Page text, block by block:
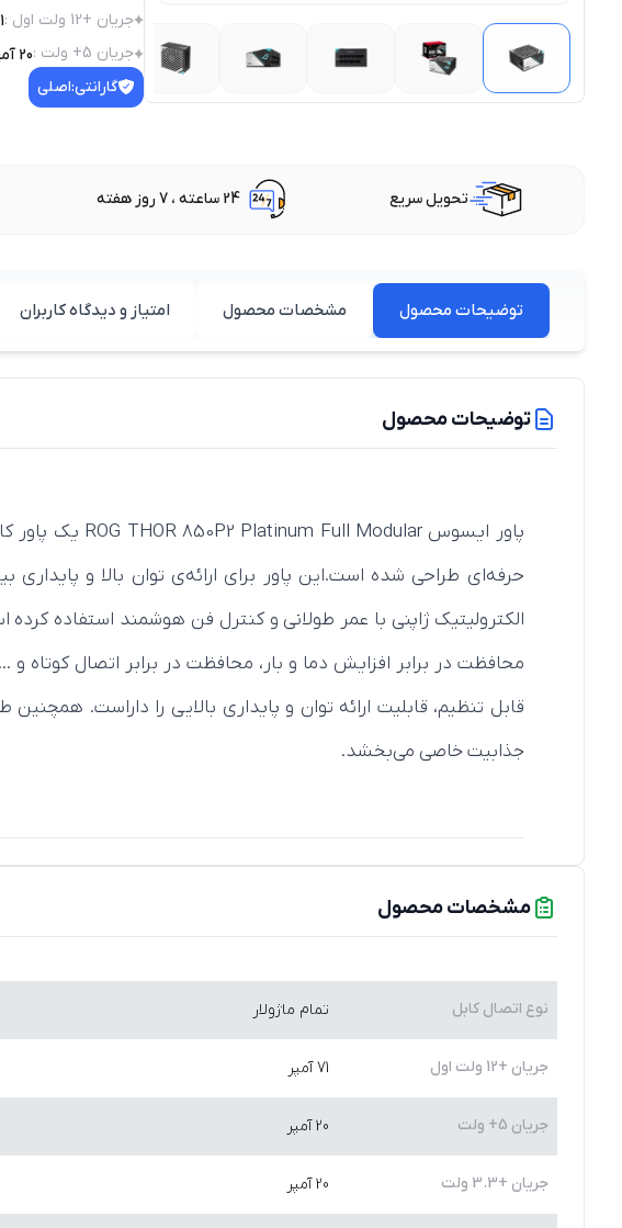
جریان +12 ولت اول
:
جریان 5+ ولت
:20 آمپر
گارانتی:اصلی
تحویل سریع 24 ساعته ، 7 روز هفته
توضیحات محصول مشخصات محصول امتیاز و دیدگاه کاربران
توضیحات محصول
الکترولیتیک ژاپنی با عمر طولانی و کنترل فن هوشمند استفاده
جذابیت خاصی می‌بخشد.
مشخصات محصول
نوع اتصال کابل تمام ماژولار
جریان +12 ولت اول 71 آمپر
جریان 5+ ولت 20 آمپر
جریان +3.3 ولت 20 آمپر